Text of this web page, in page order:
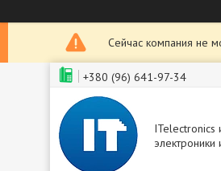
Сейчас компания не
+380 (96) 641-97-34
ITelectronics